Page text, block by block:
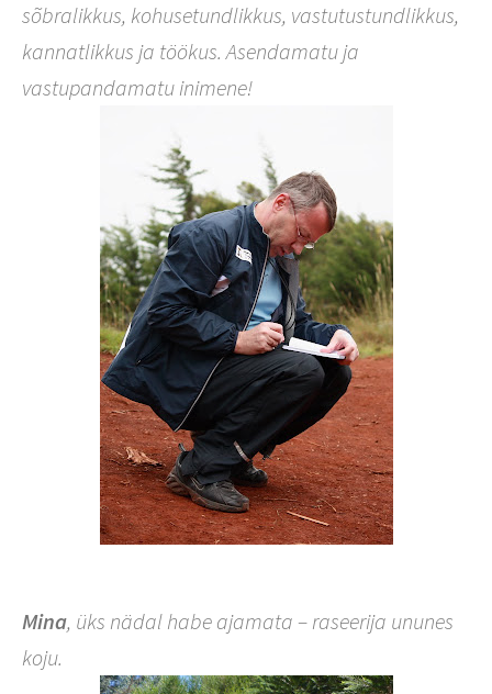
sõbralikkus, kohusetundlikkus, vastutustundlikkus,
kannatlikkus ja töökus. Asendamatu ja
vastupandamatu inimene!
Mina, üks nädal habe ajamata – raseerija ununes
koju.